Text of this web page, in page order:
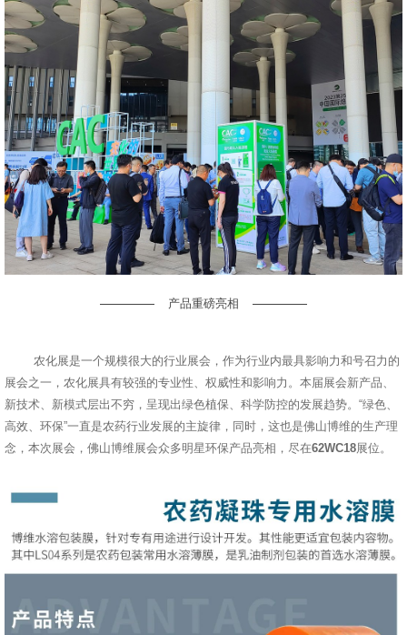
产品重磅亮相
农化展是一个规模很大的行业展会，作为行业内最具影响力和号召力的
展会之一，农化展具有较强的专业性、权威性和影响力。本届展会新产品、
新技术、新模式层出不穷，呈现出绿色植保、科学防控的发展趋势。“绿色、
高效、环保”一直是农药行业发展的主旋律，同时，这也是佛山博维的生产理
念，本次展会，佛山博维展会众多明星环保产品亮相，尽在62WC18展位。